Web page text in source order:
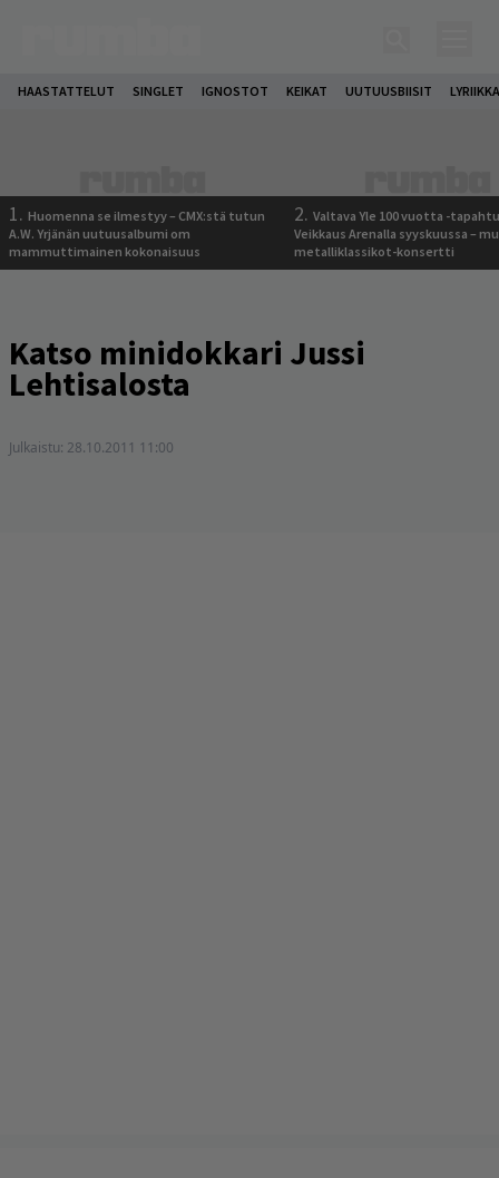
HAASTATTELUT SINGLET IGNOSTOT KEIKAT UUTUUSBIISIT
1. Huomenna se ilmestyy – CMX:stä tutun
A.W. Yrjänän uutuusalbumi om
mammuttimainen kokonaisuus
2. Valtava Yle 100 vuotta -
Veikkaus Arenalla syyskuussa –
metalliklassikot-konsertti
Katso minidokkari Jussi
Lehtisalosta
Julkaistu: 28.10.2011 11:00